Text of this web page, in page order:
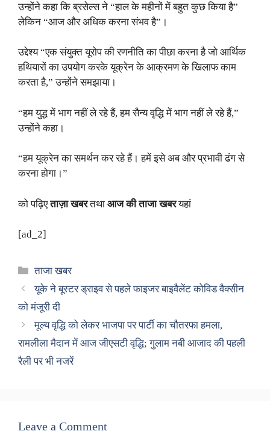
उन्होंने कहा कि ब्रसेल्स ने “हाल के महीनों में बहुत कुछ किया है”
लेकिन “आज और अधिक करना संभव है”।
उद्देश्य “एक संयुक्त यूरोप की रणनीति का पीछा करना है जो आर्थिक
हथियारों का उपयोग करके यूक्रेन के आक्रमण के खिलाफ काम
करता है,” उन्होंने समझाया।
“हम युद्ध में भाग नहीं ले रहे हैं, हम सैन्य वृद्धि में भाग नहीं ले रहे हैं,”
उन्होंने कहा।
“हम यूक्रेन का समर्थन कर रहे हैं। हमें इसे अब और प्रभावी ढंग से
करना होगा।”
को पढ़िएताज़ा खबरतथा आज की ताजा खबरयहां
[ad_2]
Categories
ताजा खबर
यूके ने बूस्टर ड्राइव से पहले फाइजर बाइवैलेंट कोविड वैक्सीन
को मंजूरी दी
मूल्य वृद्धि को लेकर भाजपा पर पार्टी का चौतरफा हमला,
रामलीला मैदान में आज जीएसटी वृद्धि; गुलाम नबी आजाद की पहली
रैली पर भी नजरें
Leave a Comment